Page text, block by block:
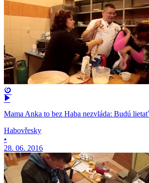
Mama Anka to bez Haba nezvláda: Budú
Habovřesky
•
28. 06. 2016